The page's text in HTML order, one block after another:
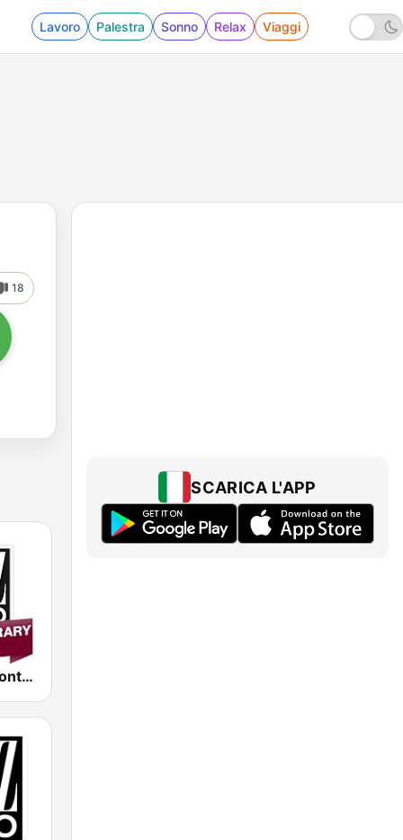
Lavoro Palestra Sonno Relax Viaggi
18
Jazz Radio Contemporary Jazz
SCARICA L'APP